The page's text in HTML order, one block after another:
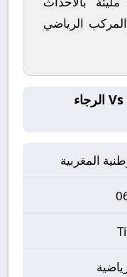
المركب الرياضي
بطاقة المباراة المغرب الفاسي Vs الرجاء
المغربية